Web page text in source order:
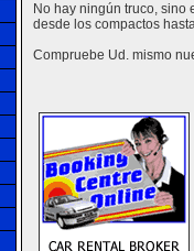
No hay ningún truco, sino
desde los compactos
Compruebe Ud. mismo